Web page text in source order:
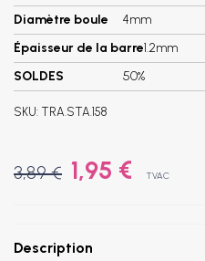
Diamètre boule
4mm
Épaisseur de la barre1.2mm
SOLDES
50%
SKU: TRA.STA.158
3,89 € 1,95 € TVAC
Description